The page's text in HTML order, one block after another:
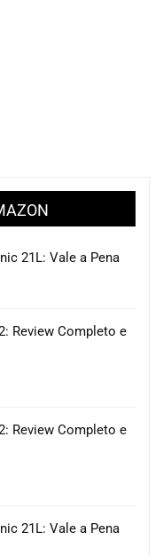
21L: Vale a Pena
Review Completo e
Review Completo e
21L: Vale a Pena